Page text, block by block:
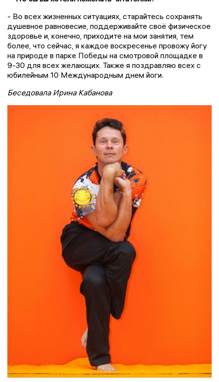
- Во всех жизненных ситуациях, старайтесь сохранять
душевное равновесие, поддерживайте своё физическое
здоровье и, конечно, приходите на мои занятия, тем
более, что сейчас, я каждое воскресенье провожу йогу
на природе в парке Победы на смотровой площадке в
9-30 для всех желающих. Также я поздравляю всех с
юбилейным 10 Международным днем йоги.
Беседовала Ирина Кабанова